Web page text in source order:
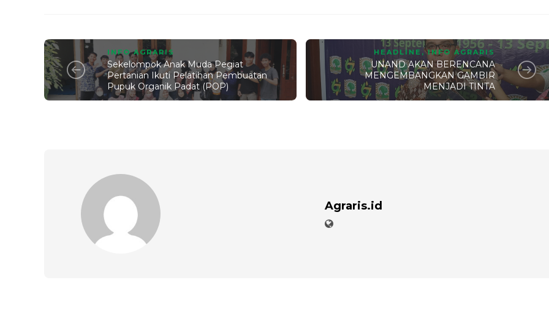
INFO AGRARIS
Sekelompok Anak Muda Pegiat
Pertanian Ikuti Pelatihan Pembuatan
Pupuk Organik Padat (POP)
HEADLINE ,INFO AGRARIS
UNAND AKAN BERENCANA
MENGEMBANGKAN GAMBIR
MENJADI TINTA
Agraris.id